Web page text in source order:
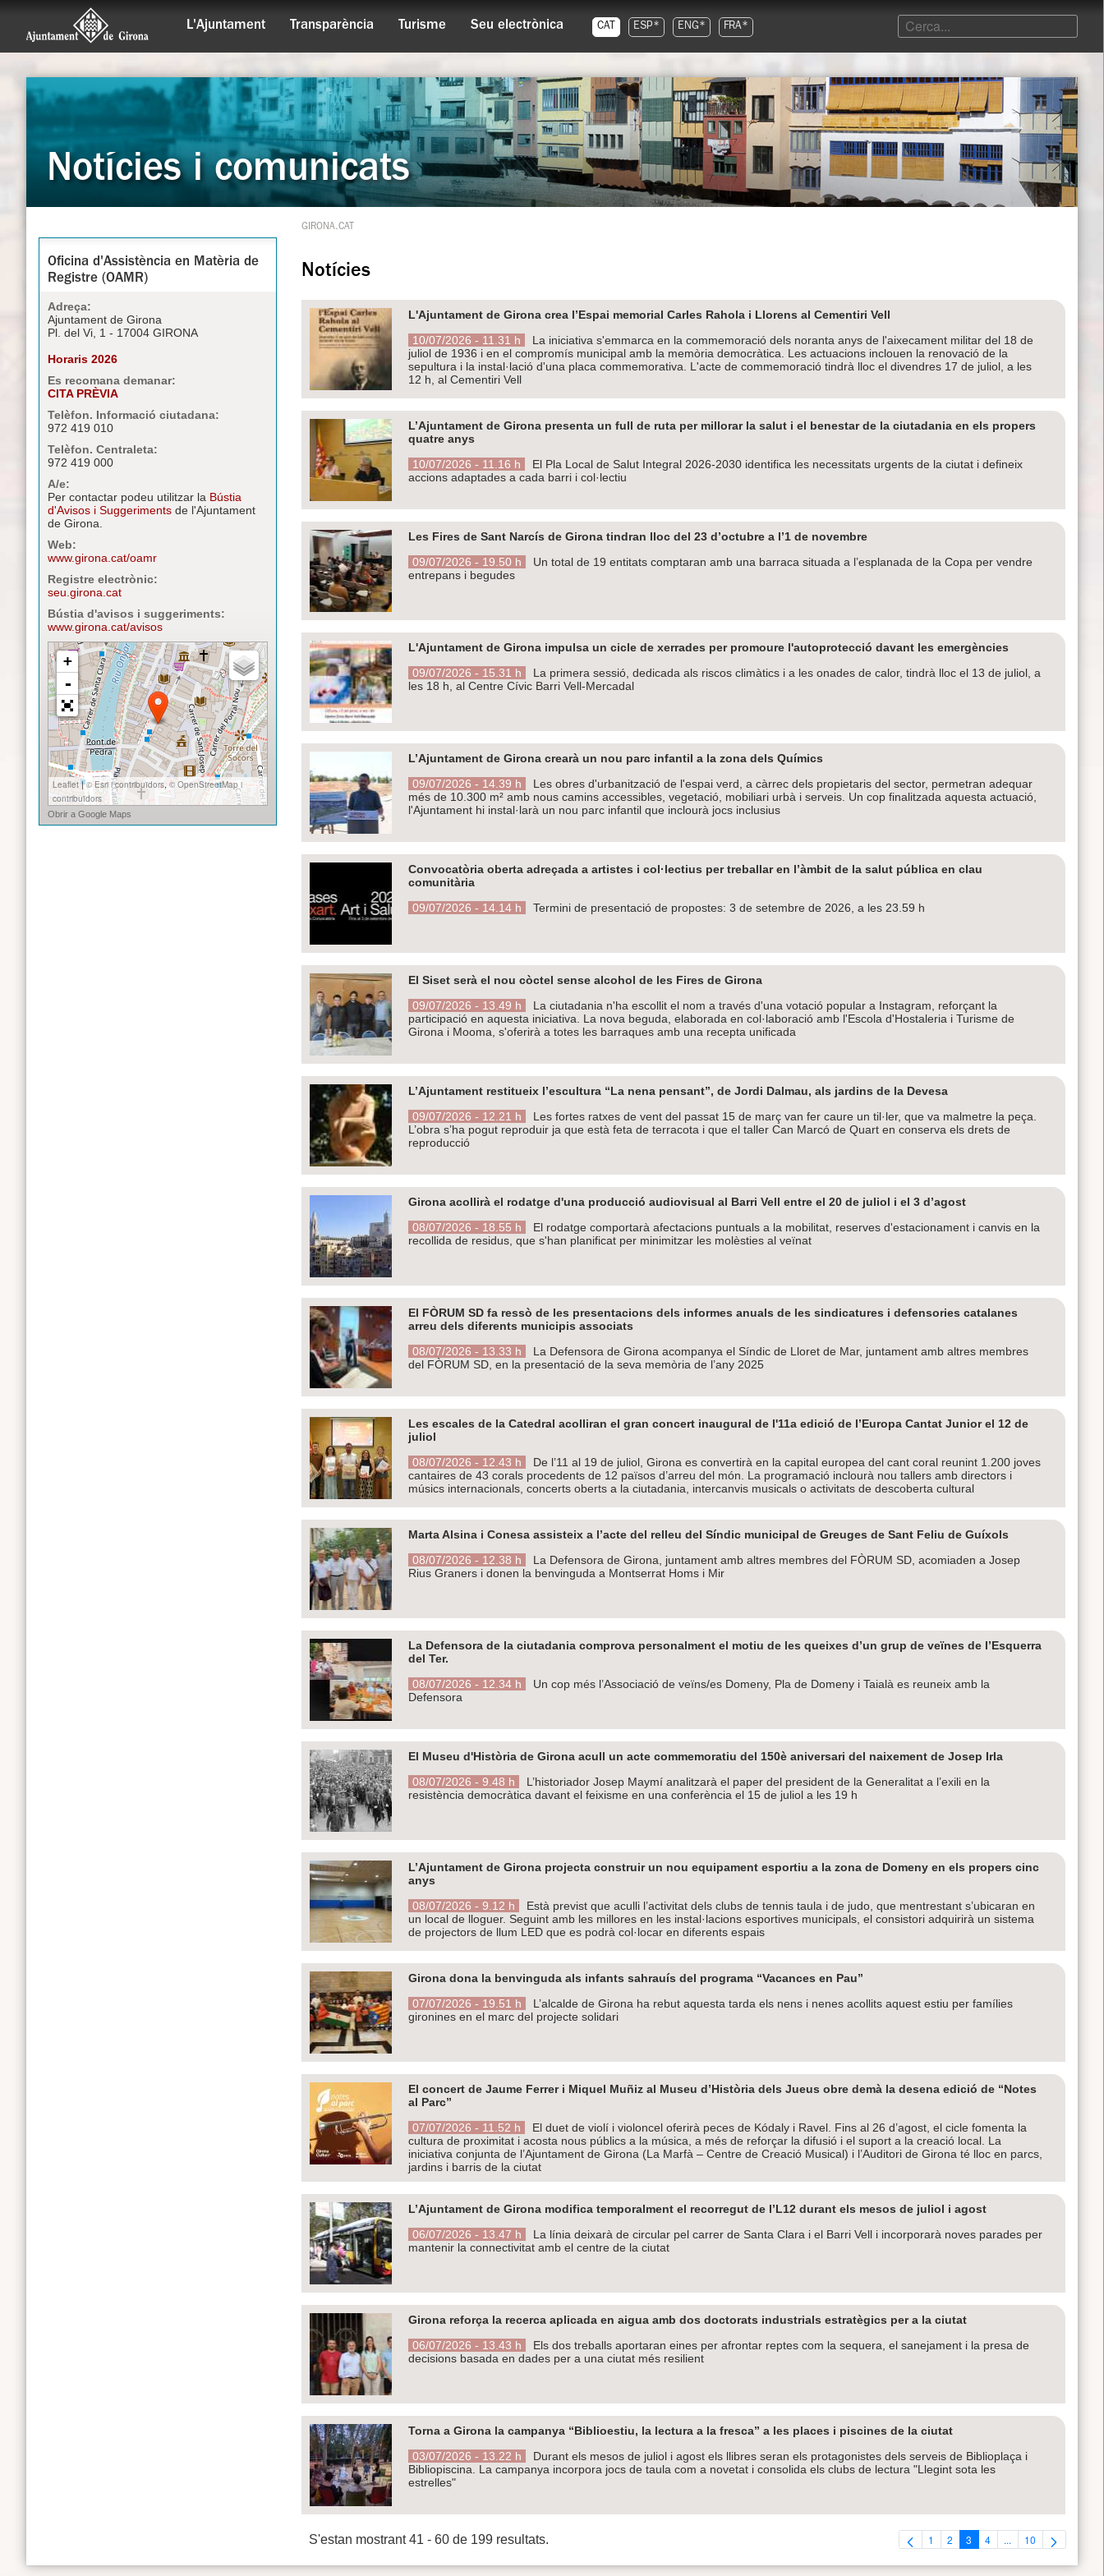
L'Ajuntament Transparència Turisme Seu electrònica CAT ESP* ENG* FRA*
Notícies i comunicats
Oficina d'Assistència en Matèria de
Registre (OAMR)
Adreça:
Ajuntament de Girona
Pl. del Vi, 1 - 17004 GIRONA
Horaris 2026
Es recomana demanar:
CITA PRÈVIA
Telèfon. Informació ciutadana:
972 419 010
Telèfon. Centraleta:
972 419 000
A/e:
Per contactar podeu utilitzar la Bústia
d'Avisos i Suggeriments de l'Ajuntament
de Girona.
Web:
www.girona.cat/oamr
Registre electrònic:
seu.girona.cat
Bústia d'avisos i suggeriments:
www.girona.cat/avisos
GIRONA.CAT
Notícies
L'Ajuntament de Girona crea l’Espai memorial Carles Rahola i Llorens al Cementiri Vell
10/07/2026 - 11.31 h
La iniciativa s'emmarca en la commemoració dels noranta anys de l'aixecament militar del 18 de
juliol de 1936 i en el compromís municipal amb la memòria democràtica. Les actuacions inclouen la renovació de la
sepultura i la instal·lació d'una placa commemorativa. L'acte de commemoració tindrà lloc el divendres 17 de juliol, a les
12 h, al Cementiri Vell
L’Ajuntament de Girona presenta un full de ruta per millorar la salut i el benestar de la ciutadania en els propers
quatre anys
10/07/2026 - 11.16 h
El Pla Local de Salut Integral 2026-2030 identifica les necessitats urgents de la ciutat i defineix
accions adaptades a cada barri i col·lectiu
Les Fires de Sant Narcís de Girona tindran lloc del 23 d’octubre a l’1 de novembre
09/07/2026 - 19.50 h
Un total de 19 entitats comptaran amb una barraca situada a l’esplanada de la Copa per vendre
entrepans i begudes
L'Ajuntament de Girona impulsa un cicle de xerrades per promoure l'autoprotecció davant les emergències
09/07/2026 - 15.31 h
La primera sessió, dedicada als riscos climàtics i a les onades de calor, tindrà lloc el 13 de juliol, a
les 18 h, al Centre Cívic Barri Vell-Mercadal
L’Ajuntament de Girona crearà un nou parc infantil a la zona dels Químics
09/07/2026 - 14.39 h
Les obres d'urbanització de l'espai verd, a càrrec dels propietaris del sector, permetran adequar
més de 10.300 m² amb nous camins accessibles, vegetació, mobiliari urbà i serveis. Un cop finalitzada aquesta actuació,
l'Ajuntament hi instal·larà un nou parc infantil que inclourà jocs inclusius
Convocatòria oberta adreçada a artistes i col·lectius per treballar en l’àmbit de la salut pública en clau
comunitària
09/07/2026 - 14.14 h
Termini de presentació de propostes: 3 de setembre de 2026, a les 23.59 h
El Siset serà el nou còctel sense alcohol de les Fires de Girona
09/07/2026 - 13.49 h
La ciutadania n'ha escollit el nom a través d'una votació popular a Instagram, reforçant la
participació en aquesta iniciativa. La nova beguda, elaborada en col·laboració amb l'Escola d'Hostaleria i Turisme de
Girona i Mooma, s'oferirà a totes les barraques amb una recepta unificada
L’Ajuntament restitueix l’escultura “La nena pensant”, de Jordi Dalmau, als jardins de la Devesa
09/07/2026 - 12.21 h
Les fortes ratxes de vent del passat 15 de març van fer caure un til·ler, que va malmetre la peça.
L’obra s’ha pogut reproduir ja que està feta de terracota i que el taller Can Marcó de Quart en conserva els drets de
reproducció
Girona acollirà el rodatge d'una producció audiovisual al Barri Vell entre el 20 de juliol i el 3 d’agost
08/07/2026 - 18.55 h
El rodatge comportarà afectacions puntuals a la mobilitat, reserves d'estacionament i canvis en la
recollida de residus, que s'han planificat per minimitzar les molèsties al veïnat
El FÒRUM SD fa ressò de les presentacions dels informes anuals de les sindicatures i defensories catalanes
arreu dels diferents municipis associats
08/07/2026 - 13.33 h
La Defensora de Girona acompanya el Síndic de Lloret de Mar, juntament amb altres membres
del FÒRUM SD, en la presentació de la seva memòria de l’any 2025
Les escales de la Catedral acolliran el gran concert inaugural de l'11a edició de l’Europa Cantat Junior el 12 de
juliol
08/07/2026 - 12.43 h
De l’11 al 19 de juliol, Girona es convertirà en la capital europea del cant coral reunint 1.200 joves
cantaires de 43 corals procedents de 12 països d’arreu del món. La programació inclourà nou tallers amb directors i
músics internacionals, concerts oberts a la ciutadania, intercanvis musicals o activitats de descoberta cultural
Marta Alsina i Conesa assisteix a l’acte del relleu del Síndic municipal de Greuges de Sant Feliu de Guíxols
08/07/2026 - 12.38 h
La Defensora de Girona, juntament amb altres membres del FÒRUM SD, acomiaden a Josep
Rius Graners i donen la benvinguda a Montserrat Homs i Mir
La Defensora de la ciutadania comprova personalment el motiu de les queixes d’un grup de veïnes de l’Esquerra
del Ter.
08/07/2026 - 12.34 h
Un cop més l’Associació de veïns/es Domeny, Pla de Domeny i Taialà es reuneix amb la
Defensora
El Museu d'Història de Girona acull un acte commemoratiu del 150è aniversari del naixement de Josep Irla
08/07/2026 - 9.48 h
L’historiador Josep Maymí analitzarà el paper del president de la Generalitat a l’exili en la
resistència democràtica davant el feixisme en una conferència el 15 de juliol a les 19 h
L’Ajuntament de Girona projecta construir un nou equipament esportiu a la zona de Domeny en els propers cinc
anys
08/07/2026 - 9.12 h
Està previst que aculli l’activitat dels clubs de tennis taula i de judo, que mentrestant s’ubicaran en
un local de lloguer. Seguint amb les millores en les instal·lacions esportives municipals, el consistori adquirirà un sistema
de projectors de llum LED que es podrà col·locar en diferents espais
Girona dona la benvinguda als infants sahrauís del programa “Vacances en Pau”
07/07/2026 - 19.51 h
L’alcalde de Girona ha rebut aquesta tarda els nens i nenes acollits aquest estiu per famílies
gironines en el marc del projecte solidari
El concert de Jaume Ferrer i Miquel Muñiz al Museu d’Història dels Jueus obre demà la desena edició de “Notes
al Parc”
07/07/2026 - 11.52 h
El duet de violí i violoncel oferirà peces de Kódaly i Ravel. Fins al 26 d’agost, el cicle fomenta la
cultura de proximitat i acosta nous públics a la música, a més de reforçar la difusió i el suport a la creació local. La
iniciativa conjunta de l’Ajuntament de Girona (La Marfà – Centre de Creació Musical) i l’Auditori de Girona té lloc en parcs,
jardins i barris de la ciutat
L’Ajuntament de Girona modifica temporalment el recorregut de l’L12 durant els mesos de juliol i agost
06/07/2026 - 13.47 h
La línia deixarà de circular pel carrer de Santa Clara i el Barri Vell i incorporarà noves parades per
mantenir la connectivitat amb el centre de la ciutat
Girona reforça la recerca aplicada en aigua amb dos doctorats industrials estratègics per a la ciutat
06/07/2026 - 13.43 h
Els dos treballs aportaran eines per afrontar reptes com la sequera, el sanejament i la presa de
decisions basada en dades per a una ciutat més resilient
Torna a Girona la campanya “Biblioestiu, la lectura a la fresca” a les places i piscines de la ciutat
03/07/2026 - 13.22 h
Durant els mesos de juliol i agost els llibres seran els protagonistes dels serveis de Biblioplaça i
Bibliopiscina. La campanya incorpora jocs de taula com a novetat i consolida els clubs de lectura "Llegint sota les
estrelles"
S'estan mostrant 41 - 60 de 199 resultats. Pàgina
1 Pàgina
2 Pàgina
3 Pàgina
4 ...Pàgines intermèdies
Pàgina
10